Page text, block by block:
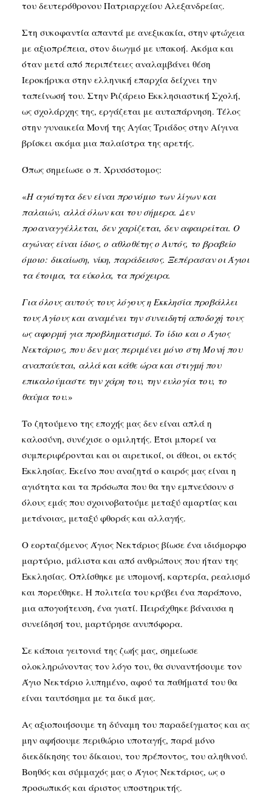
του δευτερόθρονου Πατριαρχείου Αλεξανδρείας.
Στη συκοφαντία απαντά με ανεξικακία, στην φτώχεια
με αξιοπρέπεια, στον διωγμό με υπακοή. Ακόμα και
όταν μετά από περιπέτειες αναλαμβάνει θέση
Ιεροκήρυκα στην ελληνική επαρχία δείχνει την
ταπείνωσή του. Στην Ριζάρειο Εκκλησιαστική Σχολή,
ως σχολάρχης της, εργάζεται με αυταπάρνηση. Τέλος
στην γυναικεία Μονή της Αγίας Τριάδος στην Αίγινα
βρίσκει ακόμα μια παλαίστρα της αρετής.
Όπως σημείωσε ο π. Χρυσόστομος:
«Η αγιότητα δεν είναι προνόμιο των λίγων και
παλαιών, αλλά όλων και του σήμερα. Δεν
προαναγγέλλεται, δεν χαρίζεται, δεν αφαιρείται. Ο
αγώνας είναι ίδιος, ο αθλοθέτης ο Αυτός, το βραβείο
όμοιο: δικαίωση, νίκη, παράδεισος. Ξεπέρασαν οι Άγιοι
τα έτοιμα, τα εύκολα, τα πρόχειρα.
Για όλους αυτούς τους λόγους η Εκκλησία προβάλλει
τους Αγίους και αναμένει την συνειδητή αποδοχή τους
ως αφορμή για προβληματισμό. Το ίδιο και ο Άγιος
Νεκτάριος, που δεν μας περιμένει μόνο στη Μονή που
αναπαύεται, αλλά και κάθε ώρα και στιγμή που
επικαλούμαστε την χάρη του, την ευλογία του, το
θαύμα του.»
Το ζητούμενο της εποχής μας δεν είναι απλά η
καλοσύνη, συνέχισε ο ομιλητής. Έτσι μπορεί να
συμπεριφέρονται και οι αιρετικοί, οι άθεοι, οι εκτός
Εκκλησίας. Εκείνο που αναζητά ο καιρός μας είναι η
αγιότητα και τα πρόσωπα που θα την εμπνεύσουν σ
όλους εμάς που σχοινοβατούμε μεταξύ αμαρτίας και
μετάνοιας, μεταξύ φθοράς και αλλαγής.
Ο εορταζόμενος Άγιος Νεκτάριος βίωσε ένα ιδιόμορφο
μαρτύριο, μάλιστα και από ανθρώπους που ήταν της
Εκκλησίας. Οπλίσθηκε με υπομονή, καρτερία, ρεαλισμό
και πορεύθηκε. Η πολιτεία του κρύβει ένα παράπονο,
μια απογοήτευση, ένα γιατί. Πειράχθηκε βάναυσα η
συνείδησή του, μαρτύρησε ανυπόφορα.
Σε κάποια γειτονιά της ζωής μας, σημείωσε
ολοκληρώνοντας τον λόγο του, θα συναντήσουμε τον
Άγιο Νεκτάριο λυπημένο, αφού τα παθήματά του θα
είναι ταυτόσημα με τα δικά μας.
Ας αξιοποιήσουμε τη δύναμη του παραδείγματος και ας
μην αφήσουμε περιθώριο υποταγής, παρά μόνο
διεκδίκησης του δίκαιου, του πρέποντος, του αληθινού.
Βοηθός και σύμμαχός μας ο Άγιος Νεκτάριος, ως ο
προσωπικός και άριστος υποστηρικτής.